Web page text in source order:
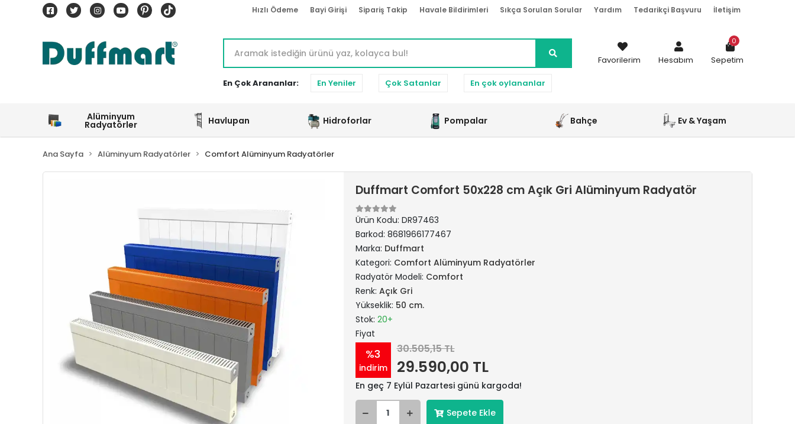
Hızlı Ödeme Bayi Girişi Sipariş Takip Havale Bildirimleri Sıkça Sorulan Sorular Yardım Tedarikçi Başvuru İletişim
En Çok Arananlar: En Yeniler Çok Satanlar En çok oylananlar
Favorilerim Hesabım Sepetim
0
Alüminyum
Radyatörler Havlupan Hidroforlar Pompalar Bahçe Ev & Yaşam
Ana Sayfa Alüminyum Radyatörler Comfort Alüminyum Radyatörler
Duffmart Comfort 50x228 cm Açık Gri Alüminyum Radyatör
Ürün Kodu: DR97463
Barkod: 8681966177467
Marka: Duffmart
Kategori: Comfort Alüminyum Radyatörler
Radyatör Modeli: Comfort
Renk: Açık Gri
Yükseklik: 50 cm.
Stok: 20+
Fiyat
%3
indirim
30.505,15 TL
29.590,00 TL
En geç 7 Eylül Pazartesi günü kargoda!
Sepete Ekle